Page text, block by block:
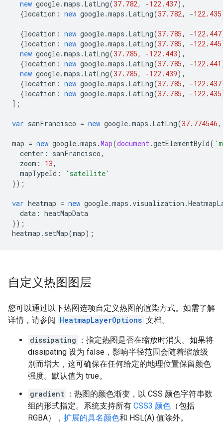
new google.maps . LatLng(37.782, -122.437),
{location : new google.maps . LatLng(37.782, -122.435
{location : new google.maps . LatLng(37.785, -122.447
{location : new google.maps . LatLng(37.785, -122.445
new google.maps . LatLng(37.785, -122.443),
{location : new google.maps . LatLng(37.785, -122.441
new google.maps . LatLng(37.785, -122.439),
{location : new google.maps . LatLng(37.785, -122.437
{location : new google.maps . LatLng(37.785, -122.435
];
var sanFrancisco = new google.maps . LatLng(37.774546,
map = new google.maps .Map(document.getElementById(
center : sanFrancisco,
zoom : 13,
mapTypeId :
'satellite'
});
var heatmap = new google.maps .visualization .
data : heatMapData
});
heatmap . setMap(map);
自定义热图图层
您可以通过以下热图选项自定义热图的渲染方式。如需了解
详情，请参阅 HeatmapLayerOptions 文档。
dissipating
：指定热图是否在缩放时消失。如果将
dissipating 设为 false，影响半径范围会随着缩放级
别而增大，这可确保在任何给定的地理位置保留颜色
强度。默认值为 true。
gradient ：热图的颜色渐变，以 CSS 颜色字符串数
组的形式指定。系统支持所有 CSS3 颜色 （包括
RGBA）， 扩展的具名颜色和 HSL(A) 值除外。